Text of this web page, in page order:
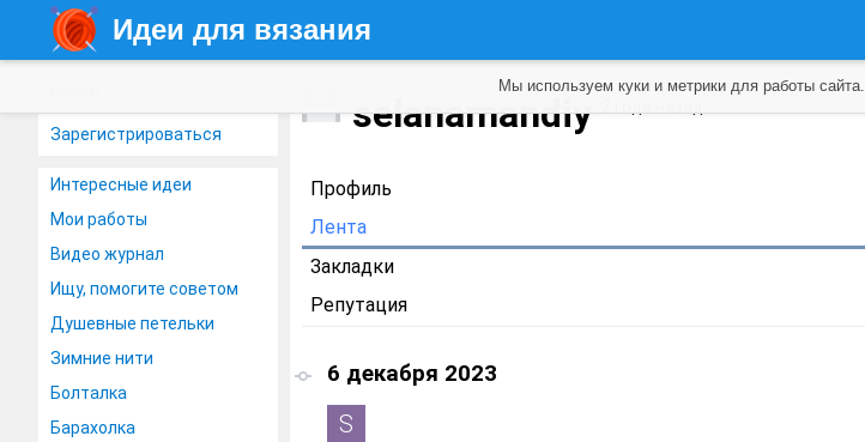
Идеи для вязания
Зарегистрироваться
Интересные идеи
Мои работы
Видео журнал
Ищу, помогите советом
Душевные петельки
Зимние нити
Болталка
Барахолка
selanamandiy
Профиль
Лента
Закладки
Репутация
6 декабря 2023
Мы используем куки и метрики для работы сайта.